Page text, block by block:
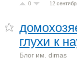
0 12
глухи к
Блог им. dimas